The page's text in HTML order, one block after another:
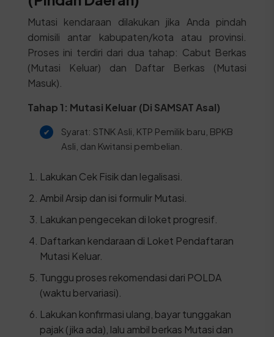
Mutasi kendaraan dilakukan jika Anda pindah
domisili antar kabupaten/kota atau provinsi.
Proses ini terdiri dari dua tahap: Cabut Berkas
(Mutasi Keluar) dan Daftar Berkas (Mutasi
Masuk).
Tahap 1: Mutasi Keluar (Di SAMSAT Asal)
Syarat: STNK Asli, KTP Pemilik baru, BPKB
Asli, dan Kwitansi pembelian.
Lakukan Cek Fisik dan legalisasi.
Ambil Arsip dan isi formulir Mutasi.
Lakukan pengecekan di loket progresif.
Daftarkan kendaraan di Loket Pendaftaran
Mutasi Keluar.
Tunggu proses rekomendasi dari POLDA
(waktu bervariasi).
Lakukan konfirmasi ulang, bayar tunggakan
pajak (jika ada), lalu ambil berkas Mutasi dan